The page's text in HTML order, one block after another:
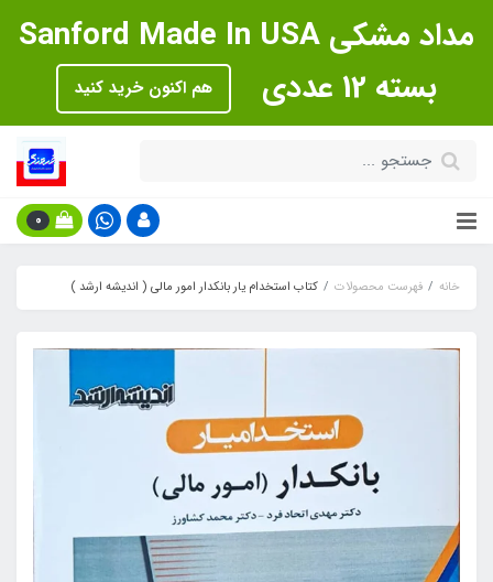
مداد مشکی Sanford Made In USA
بسته 12 عددی
هم اکنون خرید کنید
0
خانه فهرست محصولات کتاب استخدام یار بانکدار امور مالی ( اندیشه ارشد )